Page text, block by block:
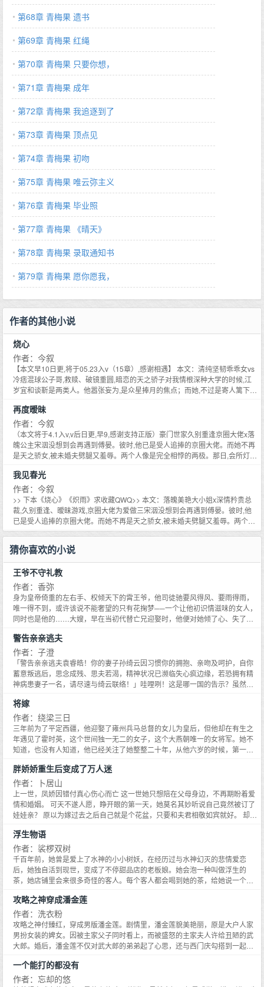
第68章 青梅果 遗书
第69章 青梅果 红绳
第70章 青梅果 只要你想，
第71章 青梅果 成年
第72章 青梅果 我追逐到了
第73章 青梅果 顶点见
第74章 青梅果 初吻
第75章 青梅果 唯云弥主义
第76章 青梅果 毕业照
第77章 青梅果 《晴天》
第78章 青梅果 录取通知书
第79章 青梅果 愿你愿我，
作者的其他小说
烧心
作者：今叙
【本文早10日更,将于05.23入v（15章）,感谢相遇】 本文：清纯坚韧乖乖女vs
冷痞混球公子哥,救赎、破镜重圆,暗恋的天之骄子对我情根深种大学的时候,江
岁宜和谈靳是两类人。他嚣张妄为,是众星捧月的焦点；而她,不过是寄人篱下的
谈靳就坐在宴会的角落,漆黑的眼落在她身上,玩吗？江岁宜本想拒绝,被逼得紧,
草草说了句玩。运气不好,三连跪；第一次问她有没有喜欢的人,第二次问她喜欢
的人在不在场,第三次,江岁宜选择了大冒险。那就去亲一下你喜欢的那个人呗！
出题的公子哥扬声。肆意的笑声充斥整个宴会,江岁宜眼睫一颤,想要做什么,突
然听到酒杯碎裂的声音。她身侧的男人歪头,冷笑质问刁难的人：有病？目光冻
谈靳叼着烟玩味问大小姐：这是你妹妹？秦月茹随口应：对啊,我后妈带来的姑
娘,很乖的。江岁宜坐在角落里,默不作声看他。很乖？谈靳想起什么,笑笑不说
话。散场后,他走到少女身侧,给她递了杯酒,一时兴起,问：乖乖女,想不想跟我
玩？-江岁宜和谈靳云泥之别,没人会觉得般配。他们恋爱的消息轰动整个圈层,
分手也闹得人尽皆知。有朋友提及,都理所当然是谈公子腻了不要她。直到多年
后同学聚会,他们都在,玩到半夜,正巧轮到谈靳提问。那个冷感的男人和她打商
量：岁岁,真心话大冒险。还喜不喜欢我？-分手时谈靳才知道少女的接近是一
场蓄谋。可她离开后,他还是发了疯追到异国他乡。学校的角落,谈靳目光冷彻质
狠。-岁岁,岁月匆匆过去了,我依然随时可以为你疯狂。排雷：男主非浪子,酸甜
口狗血药物研发vs赛车手wb@今叙* 依然随时可以为你疯狂——《因为爱情》
贴心提示：请勿一键全订,自行阅读后决定是否订阅。感恩相遇,感谢支持正版。
下一本《在想你》《热恋夏季》《秋日颂》； 完结文《我见春光》； 不定期更
新免费文《网恋到竹马怎么办》； 连载期不定期修文,在此致歉。看文愉快！
再度暧昧
作者：今叙
（本文将于4.1入v,v后日更,早9,感谢支持正版）豪门世家久别重逢京圈大佬x落
魄公主宋洇没想到会再遇到傅晏。彼时,他已是受人追捧的京圈大佬。而她不再
是天之骄女,被未婚夫劈腿又羞辱。两个人像是完全相悖的两极。那日,会所灯光
力反抗,红着眼要走时,听到身后的人叫了一声傅少。回首,只见傅晏西装革履像
是个暴徒,猛然给未婚夫的脸来了一拳。他擦干净沾血的手,微微弯腰与宋洇平
视。允诺：宋洇,你跟我,我帮你撑腰。-真是意外,明明他应该恨她。京圈傅少杀
伐决断,矜贵散懒,自打上位没人敢在他跟前说个不字。但在他昏暗的前半生,确
实受过不少的屈辱,最为耻辱的当属宋洇给的。她在他最为清贫的时候迷恋他、
施舍他,强迫他,最后高高在上抛弃,说：腻了。他合该玩弄回来,可他没有。十八
岁的暮春夏至,少年克制地拒绝,苍白的皮肤被斑驳的树影分割,眼帘垂下,盖住一
颗想要攻城略地的心。-久别重逢,她已是别人的未婚妻。在宴会的角落,傅晏带
她避开灯光和世俗。搂着她的腰,嗓音清哑,垂眼问：真的不考虑一下我？只是晚
上也行。-与她的初识,是他人生最昏暗的时分,密密麻麻,没有光辉；所以宋洇出
现的那一刻,宛如光芒万丈,闯进了他的心。让他用生命去爱她。.我的公主,请别
低头。我会把皇冠重新戴回到你的头上。——傅晏.狗血,大量回忆杀,在一起时
均已成年【下一本开《最深妄念》:D,文案如下看看喜不喜欢,应该是六月开】
【预收《甜星》求收藏,双豪门先婚后爱团宠小甜心x禁欲贵公子】豪门世家京
圈资本x旗袍美人初见姒月,是在家庭聚会上。江靳意坐在主位,听到一向风流的
小侄子意气风发地介绍：我打算收心了,这是我最后一位女朋友,姒月。女人一袭
白色旗袍,勾着男友的小手指,像是一株夜间盛放的山茶花。江靳意燃了根烟,隔
着吐出的烟雾眯眼看她,突然动了掠夺的心思。他设计了侄子的婚约。姒月被抛
弃那天,京城下了大雨,女人身上的旗袍湿透,骤雨冷寥,她没寻到躲雨的地方,狼狈
至极。江靳意叫侍者去送了一把伞,带了话。先生邀请您上车。先生说,如果不愿
意,那撑伞别淋雨。那天,邻居看到有人送姒月回家,玲珑的曲线被一件黑色的高
档西装遮挡。-江烁是浪子,在遇到姒月之前,从未想过收心,也从未做那个分手后
卑微求和的人。只是没想到敲开房门,看见的是穿着宽大男士衬衫的女人,带着热
恋期的娇羞,眉眼含笑。那个男人是谁？他都没有碰过的女人,江烁一瞬间红了
眼。一双骨节分明的手将姒月揽进了怀里,江烁被迫对上一双漆黑冷寂的眼。男
人居高临下地看着他：有事？江烁哑了嗓子,像是被扼住了咽喉,所有的怒气无处
发泄,怯懦地叫了声：小叔叔。-是他设计了我们的爱情。他是故意的。江烁曾
经妄图拆散小叔叔的婚事,可半天后收到女人的回信。但我是自愿的。无数算计
与温柔掠夺的背后,是密密织织的情网。江靳意看到旗袍美人的第一眼就已经决
定。我要你,心甘情愿落入我掌心。
我见春光
作者：今叙
>> 下本《烧心》《炽雨》求收藏QWQ>> 本文：落魄美艳大小姐x深情矜贵总
裁,久别重逢、暧昧游戏,京圈大佬为爱做三宋洇没想到会再遇到傅晏。彼时,他
已是受人追捧的京圈大佬。而她不再是天之骄女,被未婚夫劈腿又羞辱。两个人
像是完全相悖的两极。那日,会所灯光迷离。他坐在最清静的雅座,神色淡漠,长
一声傅少。回首,只见傅晏西装革履像是个暴徒,猛然给未婚夫的脸来了一拳。他
擦干净沾血的手,微微弯腰与宋洇平视。允诺：宋洇,你跟我,我帮你撑腰。-真是
意外,明明他应该恨她。京圈傅少杀伐决断,矜贵散懒,自打上位没人敢在他跟前
说个不字。但在他昏暗的前半生,确实受过不少的屈辱,最为耻辱的当属宋洇给
的。她在他最为清贫的时候迷恋他、施舍他,强迫他,最后高高在上抛弃,说：腻
了。他合该玩弄回来,可他没有。十八岁的暮春夏至,少年克制地拒绝,苍白的皮
肤被斑驳的树影分割,眼帘垂下,盖住一颗想要攻城略地的心。-久别重逢,她已是
哑,垂眼问：真的不考虑一下我？只是晚上也行。-三生有幸,等到你和春光。.狗
血,大量回忆杀,在一起时均已成年 不出意外的下一本《烧心》（可能会双开调
剂文《狙击可爱》）痞帅混球公子哥vs坚韧初恋脸软妹（翻译官vsCADD研发
员）（蔫坏vs软糯）京圈,女暗恋、男救赎,破镜重圆、双初恋大学的时候,姜岁
宜和谈靳灼是两类人。他嚣张妄为,是众星捧月的焦点。而她,不过是他的接风宴
上酒店请来的临时服务生。宴会的真心话大冒险缺人,姜岁宜因为脸好看被公子
哥们拉去充数。谈靳灼就坐在宴会的角落,漆黑的眼落在她身上。玩吗？他笑得
矜持又冷淡。姜岁宜本想拒绝,却被逼得紧,草草说了一句玩。运气不好,三连
跪。第一次,问她有没有喜欢的人。第二次,问她喜欢的人在不在场。第三次,姜
岁宜选择了大冒险。那就去亲一下你喜欢的那个人呗！出题的公子哥扬声。肆
意的笑声充斥整个宴会,姜岁宜眼睫一颤,想要做什么,突然听到酒杯碎裂的声
音。他身侧的男人缓缓歪头,冷笑质问刁难姜岁宜的人：有病？目光冻得吓人。.
再度见面是在姐姐的生日party,姜岁宜拿着礼物送上时瞥见站在姐姐身侧的男
人。他叼着烟玩味问大小姐：这是你妹妹？程月随口应：她啊,我后妈带回来的
姑娘,很乖的。姜岁宜就坐在角落里,默不作声看他。很乖？谈靳灼想起什么,笑
笑不说话。散场后,男人走到少女身侧,给她递了一杯酒,一时兴起,问：乖乖女,想
不想跟我玩？他歪头时几分暧昧。.后来姜岁宜和谈靳灼分手,远赴国外留学。有
朋友提及此事,所有人都以为是谈公子腻了不要她。谈靳灼错开眼看周遭簇拥人
群,没有否认。直到几月后同学聚会,真心话大冒险,姜岁宜也在,玩到半夜,正巧轮
到他问她。那个冷感的男人和她打商量：岁岁,真心话大冒险。他低头时细长的
眼尾稍红,颤声问：还喜不喜欢我？.离开那天,是她提分手。一向软糯的姜岁宜
头也不回。他发了疯地跟着她到异国他乡,把她推在学校的角落,目光冷彻质问：
姜岁宜,你养不熟吗？他扛住心头怒意,却还是转身离开,说她：你比我心狠。.从
一见钟情到情根深种。 预收《炽雨》求收藏他带来炽雨,侵袭我,侵染我,侵占
躲他,她报了离他很远的大学。可那日的私人菜馆,母亲介绍结婚对象。入座一声
响,抬眼,男人正叼着烟看她。带着漫不经心的笑与戏谑。母亲拉着她的手介绍：
浓浓,这是你秦叔叔的儿子。姜雨浓没有食欲,找借口离开,外头却下了大雨。一
把伞挡在她的头顶,是秦栩焰的声音。好学生,以后就是妹妹了。之前甩哥哥玩的
事,可别忘了。男人漆黑的眼蕴含巨浪。他递伞过来,瘦长的手指刮擦过肌肤,姜
像瓷娃娃的清冷少女。附中有人说不配,却没人敢说他们会分手。更不会想到,甩
了天之骄子的人会是姜雨浓。后来高中同学聚会,两个人隔着遥远的距离。同学
猜你喜欢的小说
王爷不守礼教
作者：香弥
身为皇帝倚重的左右手、权倾天下的霄王爷，他司徒驰要风得风、要雨得雨，
唯一得不到，或许该说不能奢望的只有花掬梦──一个让他初识情滋味的女人，
同时也是他的……大嫂，早在当初代替亡兄迎娶时，他便对她倾了心、失了
但这女人怎能如此绝情？在他以为多年苦恋终于获得回应时，狠狠刨开他的心
──我心里另有所爱，只等你成亲，我便要下嫁予他。如果这真是她对他最后的
要求，那就如她所愿……
警告亲亲逃夫
作者：子澄
「警告亲亲逃夫袁睿皓！你的妻子孙绮云因习惯你的拥抱、亲吻及呵护，自你
蓄意叛逃后，思念成残、思夫若渴，精神状况已濒临失心疯边缘，若恐拥有精
神病患妻子一名，请尽速与绮云联络！」哇哩咧！这是哪一国的告示？虽然内
白了她的重要性，原本正想着该怎么挽回她，没想到回国之
将嫁
作者：绕梁三日
三年前为了平定西疆，他迎娶了雍州兵马总督的女儿为皇后，但他却在有生之
年遇见了霍时英，这个世间独一无二的女子，这个大燕朝唯一的女将军。她不
知道，也没有人知道，他已经关注了她整整二十年，从他六岁的时候，第一次
么的神奇。 十多年后他再次在战报上看见她的名字，霍时英三个字瞬间在他的
眼前勾勒出一幅苍凉的画卷，大漠飞烟，骏马奔驰，金盔卫甲，立马横刀的英
武女子，荒凉而充满生命的张力，残酷而柔情，如此强烈的冲击。只因为一个
名字就给了他如此多的幻想，怦然心动。 后来他悄悄地给了她很多的机会，她
的名字一次次地出现在战报上，一次次的功绩，鲜血淋漓，杀戮决断，他无数
何能给她安生，他已经没有资格了，他大婚的时候挑起皇后盖头的那一刻，心
里在隐隐地后悔，直到最后真正地见到她，那一刻滔天的悔意能盖天灭地。 没
有人知道，他关注了她整整二十年。 情之路那样漫长艰难。她像雄鹰一样翱翔
天际，天空是她的羁绊；他似巨龙深潜海底，皇宫是他的牢笼。一个是燕朝第
一位女将军，一个是九五之尊的皇帝，同样强势而又隐忍的两个人，要如何才
能走近对方，将思慕进展至婚嫁？
胖娇娇重生后变成了万人迷
作者：卜居山
上一世，凤娇因错付真心伤心而亡 这一世她只想陪在父母身边，不再期盼着爱
情和婚姻。 可天不遂人愿，睁开眼的第一天，她莫名其妙听说自己竟然被订了
娃娃亲？ 原以为嫁过去之后自己就是个花盆，只要和夫君相敬如宾就好。 却不
她做一些脸热的事 将前世抛弃她，嫌她胖的渣男，狠狠地踩在了脚下！ 本以为
日子也就这样了，却不想有一天更大的惊喜正在等着她 年纪轻轻就被封为振国
将军的裴宗，得知自己要娶京中最胖的女人，冷着脸回京。 京中人：凤家长女
正面似猪背面似熊 裴宗：QoQ现在回边关来得及吗？ 京中人：凤家长女一顿
饭能吃我们家一月的口粮。 裴宗：QoQ养不起 成亲后 凤娇：吃不下了 裴宗：
宗：减什么？你都这么瘦了。 肉嘟嘟的抱着才舒服，减肥想都不要想！ 丰腴美
人软娇娇vs冷脸杀神宠妻狂魔 排雷：双j文！！ 预收文案： 现世里的钟卿云意
外的穿越，刚好成了流落深山中的卿云公主 狗老天还算是有点良心，没有将她
留在这里不管不顾，至少给了一点福利。 三分钟之后，钟卿云掐指一算 麻蛋，
还有六个时辰她就要翘辫子领盒饭了？！！ 生死时速，钟卿云为了避开死亡，
拿自己的一魄换了一个金手指。 失去一魄的钟卿云成了一个小傻子，却阴差阳
错成了容哥的冲喜小娘子！ 钟卿云：容哥，你是不是饿了啊，刚才堂哥说只要
我让他香香，他就给咱们一个红薯。 容曾：不饿，不准去！ 第二天容堂哥突然
重伤卧床 钟卿云眼泪汪汪：招人喜欢太疼苦了呜呜 容曾：？ 钟卿云：婶娘说
浮生物语
作者：裟椤双树
千百年前，她曾是爱上了水神的小小树妖，在经历过与水神幻灭的悲情爱恋
后，她独自活到现世，变成了不停甜品店的老板娘。她会泡一种叫做浮生的
茶，她店铺里会来很多奇怪的客人。每个客人都会喝到她的茶，给她说一个自
视觉系的美艳狐狸守护着谶花、黄金狮子仰天长啸拯救爱人，夜蝶武士背负离
奇身世诛杀妖魔……每个光临甜品店的客人身上都有故事。如同浮生茶一般，
有着百转千回后的苦涩与甘甜？树妖老板娘是听故事的人。而她自己也是在人
生中淡然寻觅的人她的生命有子淼、九厥、敖炽、胖子、瘦子……最终，他们
将走向何方？一段段妖怪神话的全新动漫式演绎，日漫式剧情，韩剧式浪漫，
攻略之神穿成潘金莲
作者：洗衣粉
攻略之神付臻红，穿成男版潘金莲。剧情里，潘金莲貌美艳丽，原是大户人家
男扮女装的婢女。因被主家父子同时看上，而被盛怒的主家夫人许给丑陋的武
大郎。婚后，潘金莲不仅对武大郎的弟弟起了心思，还与西门庆勾搭到一起，
武大郎之时。当天夜里，捕捉到武大郎眼中杀意的付臻红，发现对方似乎与懦
弱老实、善良质朴这些词不太相符。很快，付臻红就知道了，原来这偏执阴郁
一个能打的都没有
作者：忘却的悠